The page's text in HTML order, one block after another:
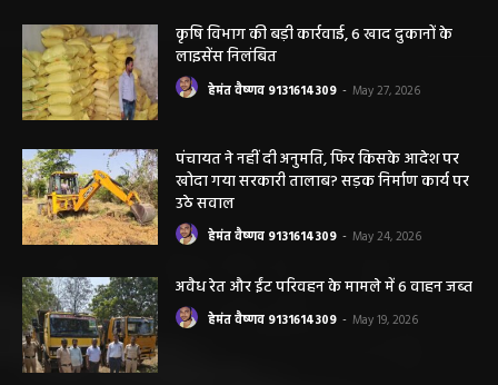
कृषि विभाग की बड़ी कार्रवाई, 6 खाद दुकानों के
लाइसेंस निलंबित
हेमंत वैष्णव 9131614309 - May 27, 2026
पंचायत ने नहीं दी अनुमति, फिर किसके आदेश पर
खोदा गया सरकारी तालाब? सड़क निर्माण कार्य पर
उठे सवाल
हेमंत वैष्णव 9131614309 - May 24, 2026
अवैध रेत और ईंट परिवहन के मामले में 6 वाहन जब्त
हेमंत वैष्णव 9131614309 - May 19, 2026